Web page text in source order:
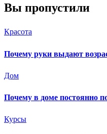
Вы пропустили
Красота
Почему руки выдают
Дом
Почему в доме постоянно
Курсы